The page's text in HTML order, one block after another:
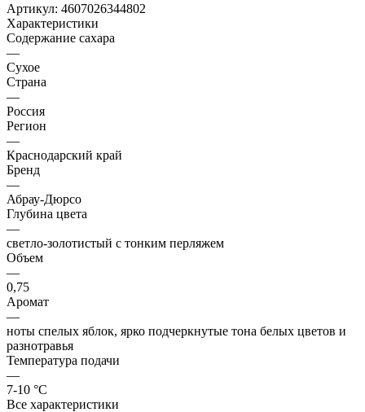
Артикул: 4607026344802
Характеристики
Содержание сахара
—
Сухое
Страна
—
Россия
Регион
—
Краснодарский край
Бренд
—
Абрау-Дюрсо
Глубина цвета
—
светло-золотистый с тонким перляжем
Объем
—
0,75
Аромат
—
ноты спелых яблок, ярко подчеркнутые тона белых цветов и
разнотравья
Температура подачи
—
7-10 °С
Все характеристики